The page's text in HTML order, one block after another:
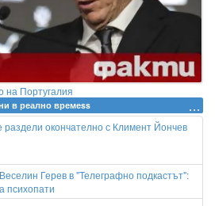
Португалия
в реално времеss
раздели окончателно с Климент Йончев
Герев в "Телеграфно подкастът":
психопати